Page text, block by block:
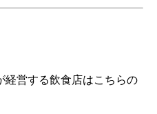
経営する飲食店はこちらの